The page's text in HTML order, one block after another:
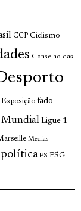
CCP Ciclismo
Conselho das
Exposição fado
Mundial Ligue 1
Medias
política PS PSG